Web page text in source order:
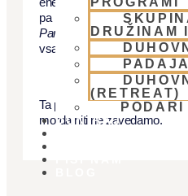
DRUŽINAM
(RETREAT)
PODARI
DONIRAJ
pa na svoji poti ni sama. Na
Paramatma, Nadduša ali
vsakogar izmed nas, kot
Ta povezava je tisto, kar v
morda niti ne zavedamo.